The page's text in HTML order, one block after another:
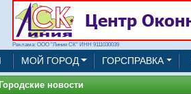
Реклама: ООО "Линия СК" ИНН 9111030039
МОЙ ГОРОД ГОРСПРАВКА
Городские новости